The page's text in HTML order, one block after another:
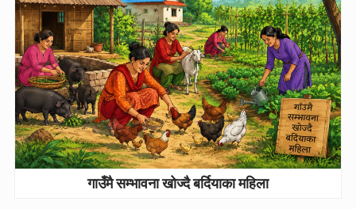
गाउँमै सम्भावना खोज्दै बर्दियाका महिला